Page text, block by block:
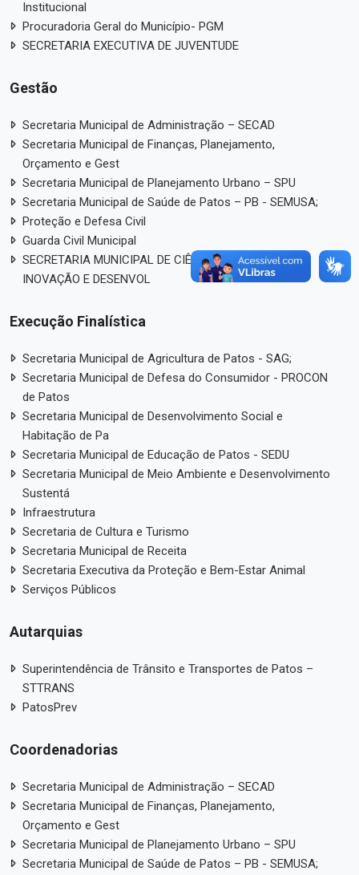
Institucional
Procuradoria Geral do Município- PGM
SECRETARIA EXECUTIVA DE JUVENTUDE
Gestão
Secretaria Municipal de Administração – SECAD
Secretaria Municipal de Finanças, Planejamento,
Orçamento e Gest
Secretaria Municipal de Planejamento Urbano – SPU
Secretaria Municipal de Saúde de Patos – PB - SEMUSA;
Proteção e Defesa Civil
Guarda Civil Municipal
SECRETARIA MUNICIPAL DE CIÊNCIA, TECNOLOGIA,
INOVAÇÃO E DESENVOL
Execução Finalística
Secretaria Municipal de Agricultura de Patos - SAG;
Secretaria Municipal de Defesa do Consumidor - PROCON
de Patos
Secretaria Municipal de Desenvolvimento Social e
Habitação de Pa
Secretaria Municipal de Educação de Patos - SEDU
Secretaria Municipal de Meio Ambiente e Desenvolvimento
Sustentá
Infraestrutura
Secretaria de Cultura e Turismo
Secretaria Municipal de Receita
Secretaria Executiva da Proteção e Bem-Estar Animal
Serviços Públicos
Autarquias
Superintendência de Trânsito e Transportes de Patos –
STTRANS
PatosPrev
Coordenadorias
Secretaria Municipal de Administração – SECAD
Secretaria Municipal de Finanças, Planejamento,
Orçamento e Gest
Secretaria Municipal de Planejamento Urbano – SPU
Secretaria Municipal de Saúde de Patos – PB - SEMUSA;